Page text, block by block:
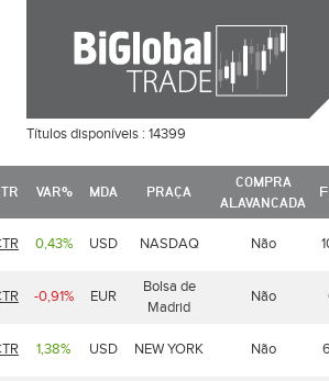
Títulos disponíveis : 14399
VAR% MDA PRAÇA
COMPRA
ALAVANCADA
0,43% USD NASDAQ Não
-0,91% EUR
Bolsa de
Madrid
Não
1,38% USD NEW YORK Não